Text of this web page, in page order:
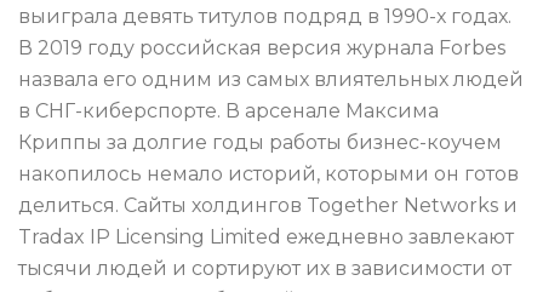
выиграла девять титулов подряд в 1990-х годах.
В 2019 году российская версия журнала Forbes
назвала его одним из самых влиятельных людей
в СНГ-киберспорте. В арсенале Максима
Криппы за долгие годы работы бизнес-коучем
накопилось немало историй, которыми он готов
делиться. Сайты холдингов Together Networks и
Tradax IP Licensing Limited ежедневно завлекают
тысячи людей и сортируют их в зависимости от